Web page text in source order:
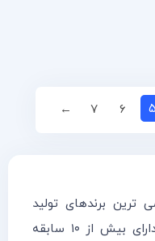
۵ ۶ ۷ ←
ترین برندهای تولید
کننده کاندوم در ایران است که دارای بیش از ۱۰ سابقه